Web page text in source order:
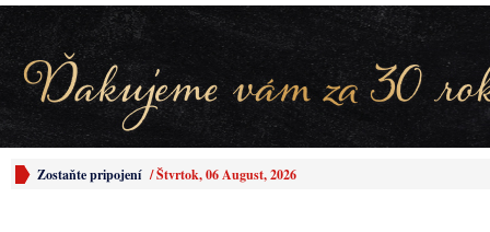
Zostaňte pripojení /Štvrtok, 06 August, 2026